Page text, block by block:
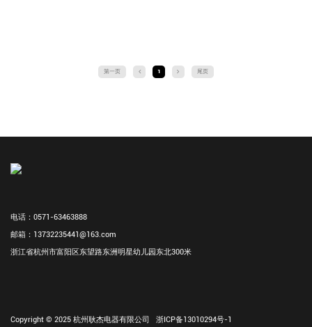
第一页 1 尾页
电话：0571-63463888
邮箱：13732235441@163.com
浙江省杭州市富阳区东望路东洲明星幼儿园东北300米
Copyright © 2025 杭州耿杰电器有限公司 浙ICP备13010294号-1